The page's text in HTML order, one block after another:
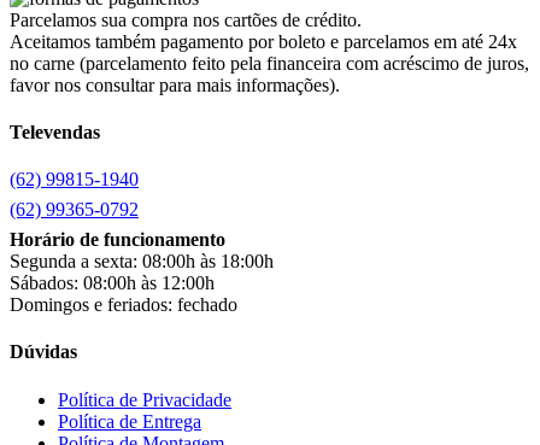
Cairu(7)
Canaã Moveis (0)
Canaã Móveis(2)
Carioca Móveis(8)
Clarice
clock
Colibri
Colli(53)
Colormaq(43)
Companhia do Estofado
Cotherm(2)
D' Doro Móveis
Parcelamos sua compra nos cartões de crédito.
Aceitamos também pagamento por boleto e parcelamos em até 24x
no carne (parcelamento feito pela financeira com acréscimo de juros,
favor nos consultar para mais informações).
Televendas
(62) 99815-1940
(62) 99365-0792
Horário de funcionamento
Segunda a sexta: 08:00h às 18:00h
Sábados: 08:00h às 12:00h
Domingos e feriados: fechado
Dúvidas
Política de Privacidade
Política de Entrega